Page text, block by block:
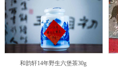
和韵轩14年野生六堡茶30g